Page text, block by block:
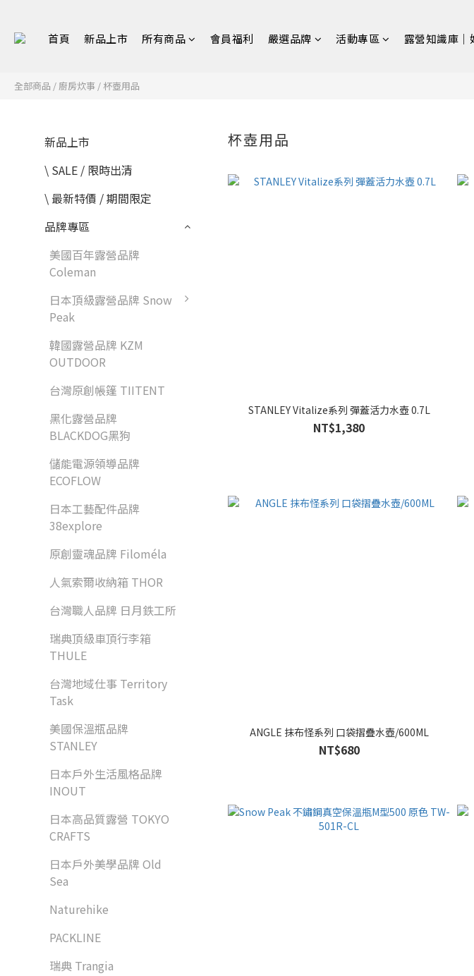
首頁 新品上市 所有商品 會員福利 嚴選品牌 活動專區 露營知識庫｜
全部商品 / ​廚房炊事 / 杯壺用品
新品上市
\ SALE / 限時出清
\ 最新特價 / 期間限定
品牌專區
美國百年露營品牌
Coleman
日本頂級露營品牌 Snow
Peak
韓國露營品牌 KZM
OUTDOOR
台灣原創帳篷 TIITENT
黑化露營品牌
BLACKDOG黑狗
儲能電源領導品牌
ECOFLOW
日本工藝配件品牌
38explore
原創靈魂品牌 Filoméla
人氣索爾收納箱 THOR
台灣職人品牌 日月鉄工所
瑞典頂級車頂行李箱
THULE
台灣地域仕事 Territory
Task
美國保溫瓶品牌
STANLEY
日本戶外生活風格品牌
INOUT
日本高品質露營 TOKYO
CRAFTS
日本戶外美學品牌 Old
Sea
Naturehike
PACKLINE
瑞典 Trangia
杯壺用品
STANLEY Vitalize系列 彈蓋活力水壺 0.7L
NT$1,380
ANGLE 抹布怪系列 口袋摺疊水壺/600ML
NT$680